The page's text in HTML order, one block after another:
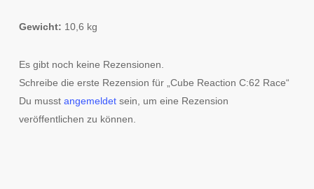
Gewicht: 10,6 kg
Es gibt noch keine Rezensionen.
Schreibe die erste Rezension für „Cube Reaction C:62 Race“
Du musst angemeldetsein, um eine Rezension
veröffentlichen zu können.